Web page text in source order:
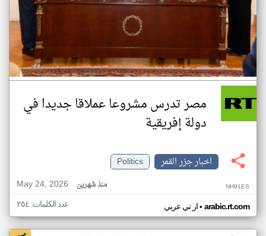
مصر تدرس مشروعا عملاقا جديدا في
دولة إفريقية
اخبار جزر القمر
Politics
May 24, 2026
منذ شهرين NH91ES
ار تي عربي• arabic.rt.com عدد الكلمات: ٢٥٤